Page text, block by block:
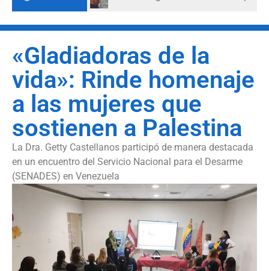
«Gladiadoras de la
vida»: Rinde homenaje
a las mujeres que
sostienen a Palestina
La Dra. Getty Castellanos participó de manera destacada
en un encuentro del Servicio Nacional para el Desarme
(SENADES) en Venezuela